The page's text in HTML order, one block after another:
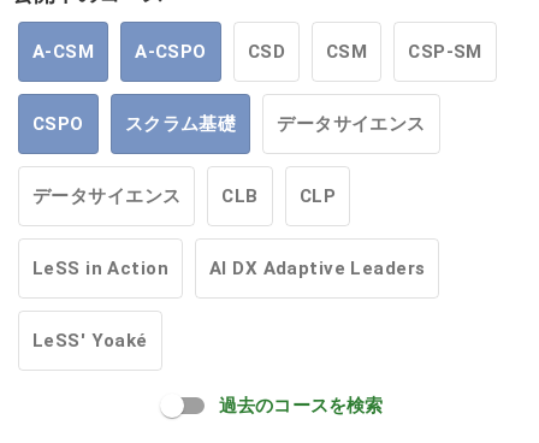
A-CSM A-CSPO CSD CSM CSP-SM
CSPO スクラム基礎 データサイエンス
データサイエンス CLB CLP
LeSS in Action AI DX Adaptive Leaders
LeSS' Yoaké
過去のコースを検索